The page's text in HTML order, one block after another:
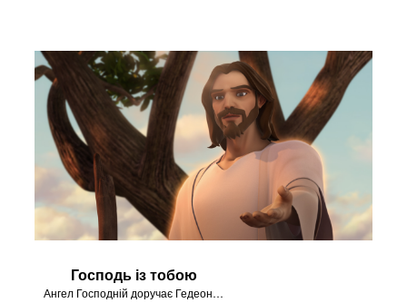
Господь із тобою
Ангел Господній доручає Гедеонові врятувати Ізраїль від мідіянітян.